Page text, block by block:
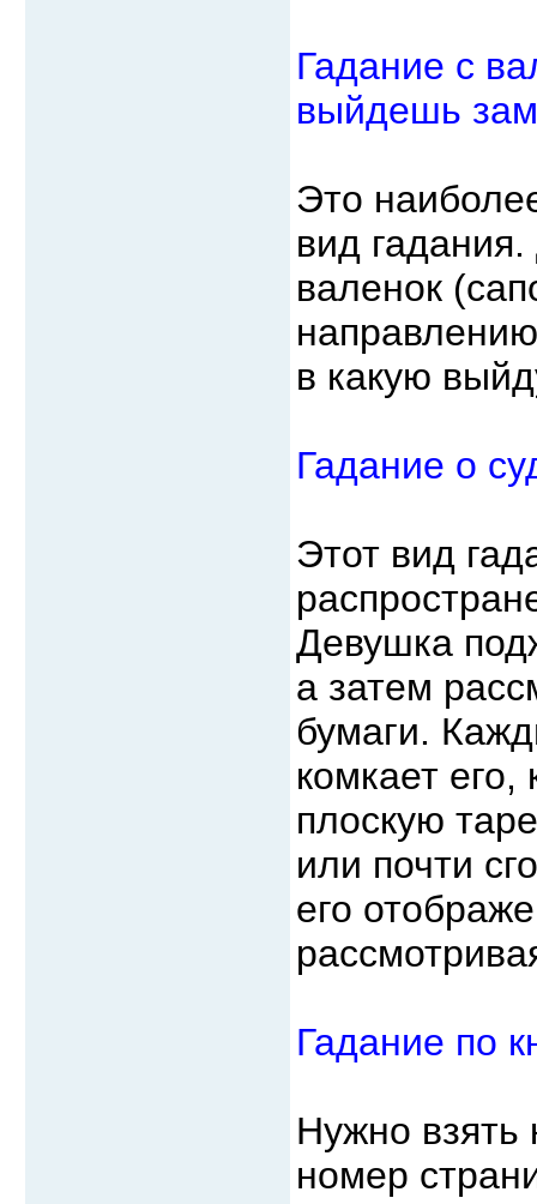
Гадание с
выйдешь
Это
вид
валенок
в какую
Гадание о
Этот вид
Девушка
а затем
бумаги.
комкает
плоскую
или почти
его
Гадание по
Нужно взять
номер